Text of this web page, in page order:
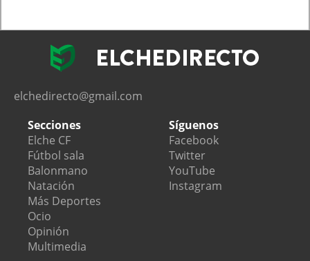
elchedirecto@gmail.com
Secciones
Elche CF
Fútbol sala
Balonmano
Natación
Más Deportes
Ocio
Opinión
Multimedia
Síguenos
Facebook
Twitter
YouTube
Instagram